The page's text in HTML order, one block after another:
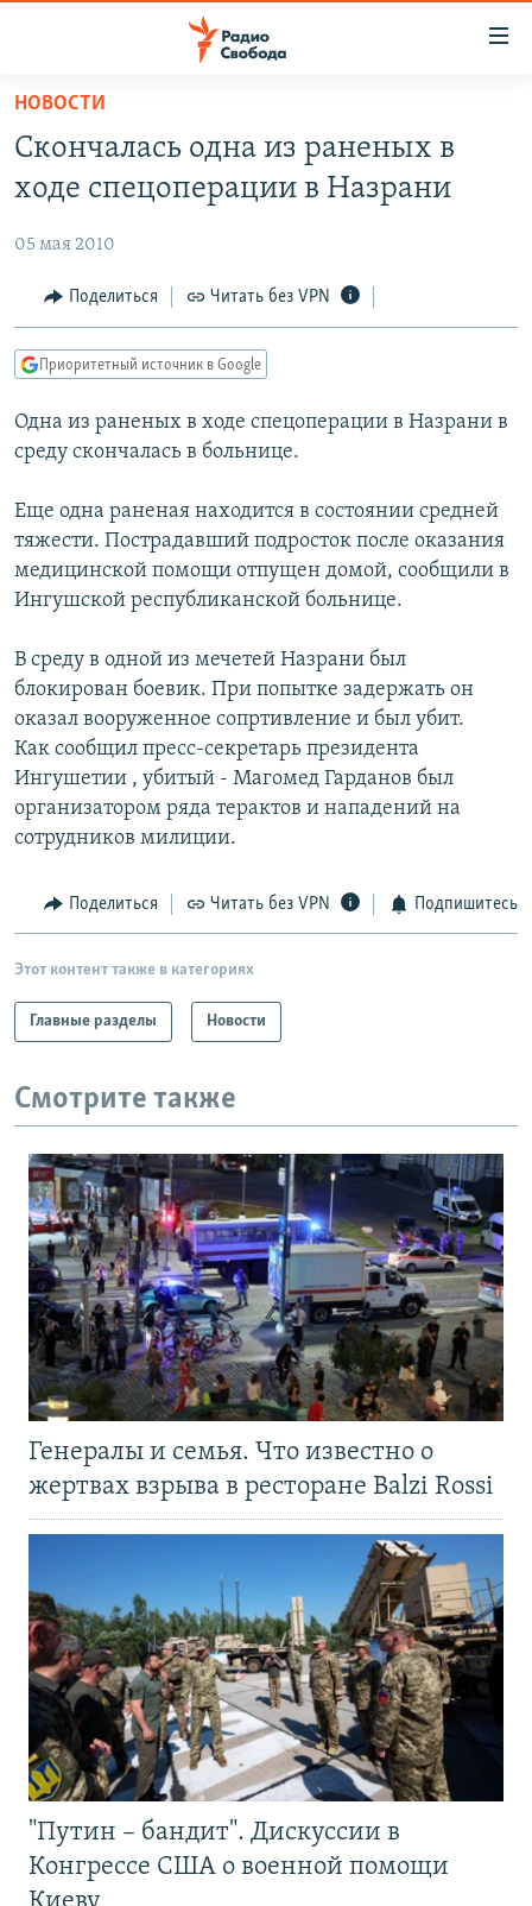
упрощенного
доступа
основному
Вернутся
главной
навигации
Вернутся
АВТОРСКИЕ ПРОЕКТЫ
ЦИТАТЫ СВОБОДЫ
МНЕНИЯ
IDEL.РЕАЛИИ
КАВКАЗ.РЕАЛИИ
СЕВЕР.РЕАЛИИ
СИБИРЬ.РЕАЛИИ
РАСПИСАНИЕ ВЕЩАНИЯ
ПОДПИШИТЕСЬ НА РАССЫЛКУ
СОЦИАЛЬНЫЕ СЕТИ
Все сайты РСЕ/РС
НОВОСТИ
Скончалась одна из раненых в
ходе спецоперации в Назрани
05 мая 2010
Поделиться Читать без VPN
Приоритетный источник в Google
Одна из раненых в ходе спецоперации в Назрани в
среду скончалась в больнице.
Еще одна раненая находится в состоянии средней
тяжести. Пострадавший подросток после оказания
медицинской помощи отпущен домой, сообщили в
Ингушской республиканской больнице.
В среду в одной из мечетей Назрани был
блокирован боевик. При попытке задержать он
оказал вооруженное сопртивление и был убит.
Как сообщил пресс-секретарь президента
Ингушетии , убитый - Магомед Гарданов был
организатором ряда терактов и нападений на
сотрудников милиции.
Поделиться Читать без VPN Подпишитесь
Этот контент также в категориях
Главные разделы Новости
Смотрите также
Генералы и семья. Что известно о
жертвах взрыва в ресторане Balzi Rossi
"Путин – бандит". Дискуссии в
Конгрессе США о военной помощи